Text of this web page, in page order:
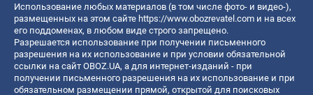
Использование любых материалов (в том числе фото- и видео-),
размещенных на этом сайте https://www.obozrevatel.com и на всех
его поддоменах, в любом виде строго запрещено.
Разрешается использование при получении письменного
разрешения на их использование и при условии обязательной
ссылки на сайт OBOZ.UA, а для интернет-изданий - при
получении письменного разрешения на их использование и при
обязательном размещении прямой, открытой для поисковых